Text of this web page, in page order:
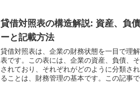
貸借対照表の構造解説: 資産、負
ーと記載方法
貸借対照表は、企業の財務状態を一目で理
表です。この表には、企業の資産、負債、
されており、それぞれがどのように分類さ
ることは、財務管理の基本です。この記事で